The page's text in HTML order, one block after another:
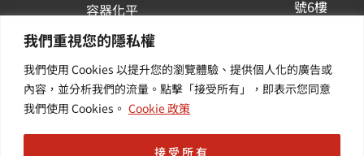
我們重視您的隱私權
我們使用 Cookies 以提升您的瀏覽體驗、提供個人化的廣告或
內容，並分析我們的流量。點擊「接受所有」，即表示您同意
我們使用 Cookies。 Cookie 政策
接受所有
容器化平
台應用
r
號6樓
供您最新
產業資訊